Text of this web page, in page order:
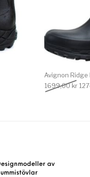
var: 1699,00 kr.
priset är: 1274,00 kr.
Avignon Ridge
1699,00kr
av